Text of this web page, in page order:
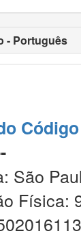
- Português
São
Física: